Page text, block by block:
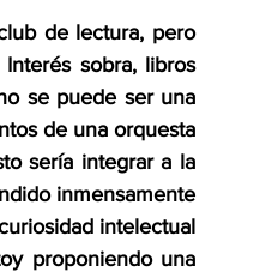
de lectura, pero
sobra, libros
se puede ser una
de una orquesta
sería integrar a la
inmensamente
intelectual
proponiendo una